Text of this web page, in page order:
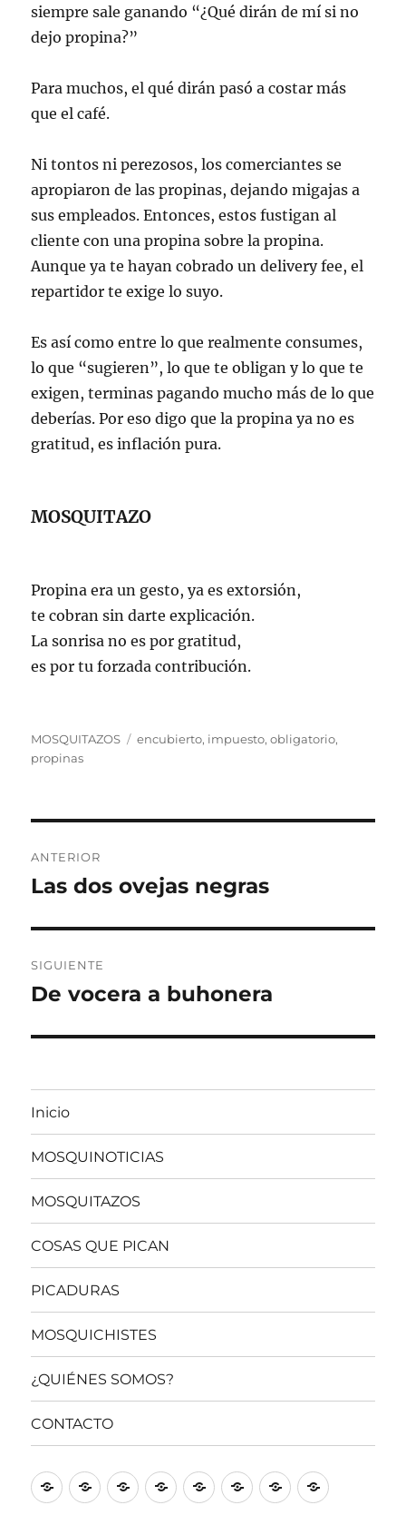
siempre sale ganando “¿Qué dirán de mí si no
dejo propina?”
Para muchos, el qué dirán pasó a costar más
que el café.
Ni tontos ni perezosos, los comerciantes se
apropiaron de las propinas, dejando migajas a
sus empleados. Entonces, estos fustigan al
cliente con una propina sobre la propina.
Aunque ya te hayan cobrado un delivery fee, el
repartidor te exige lo suyo.
Es así como entre lo que realmente consumes,
lo que “sugieren”, lo que te obligan y lo que te
exigen, terminas pagando mucho más de lo que
deberías. Por eso digo que la propina ya no es
gratitud, es inflación pura.
MOSQUITAZO
Propina era un gesto, ya es extorsión,
te cobran sin darte explicación.
La sonrisa no es por gratitud,
es por tu forzada contribución.
Categorías
MOSQUITAZOS Etiquetas
encubierto, impuesto,obligatorio,
propinas
de
ANTERIOR
Entrada
Las dos ovejas negras
SIGUIENTE
Entrada
De vocera a buhonera
Inicio
MOSQUINOTICIAS
MOSQUITAZOS
COSAS QUE PICAN
PICADURAS
MOSQUICHISTES
¿QUIÉNES SOMOS?
CONTACTO
InicioMOSQUINOTICIAS
MOSQUITAZOS
COSASPICADURAS
MOSQUICHISTES
¿QUIÉNES